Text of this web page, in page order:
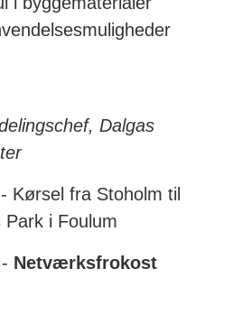
Dalgas
- Kørsel fra Stoholm til
Park i Foulum
- Netværksfrokost